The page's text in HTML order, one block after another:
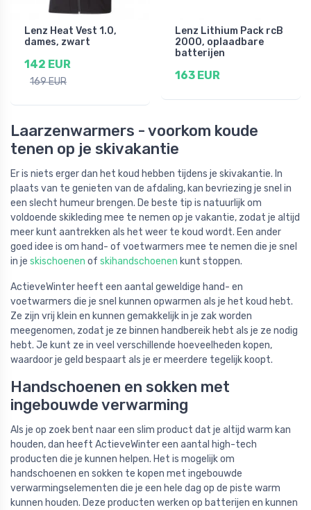
Lenz Heat Vest 1.0,
dames, zwart
142 EUR
169 EUR
Lenz Lithium Pack rcB
2000, oplaadbare
batterijen
163 EUR
Laarzenwarmers - voorkom koude
tenen op je skivakantie
Er is niets erger dan het koud hebben tijdens je skivakantie. In
plaats van te genieten van de afdaling, kan bevriezing je snel in
een slecht humeur brengen. De beste tip is natuurlijk om
voldoende skikleding mee te nemen op je vakantie, zodat je altijd
meer kunt aantrekken als het weer te koud wordt. Een ander
goed idee is om hand- of voetwarmers mee te nemen die je snel
in je skischoenen of skihandschoenen kunt stoppen.
ActieveWinter heeft een aantal geweldige hand- en
voetwarmers die je snel kunnen opwarmen als je het koud hebt.
Ze zijn vrij klein en kunnen gemakkelijk in je zak worden
meegenomen, zodat je ze binnen handbereik hebt als je ze nodig
hebt. Je kunt ze in veel verschillende hoeveelheden kopen,
waardoor je geld bespaart als je er meerdere tegelijk koopt.
Handschoenen en sokken met
ingebouwde verwarming
Als je op zoek bent naar een slim product dat je altijd warm kan
houden, dan heeft ActieveWinter een aantal high-tech
producten die je kunnen helpen. Het is mogelijk om
handschoenen en sokken te kopen met ingebouwde
verwarmingselementen die je een hele dag op de piste warm
kunnen houden. Deze producten werken op batterijen en kunnen